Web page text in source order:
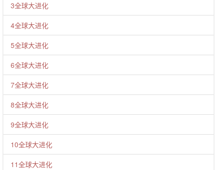
3全球大进化
4全球大进化
5全球大进化
6全球大进化
7全球大进化
8全球大进化
9全球大进化
10全球大进化
11全球大进化